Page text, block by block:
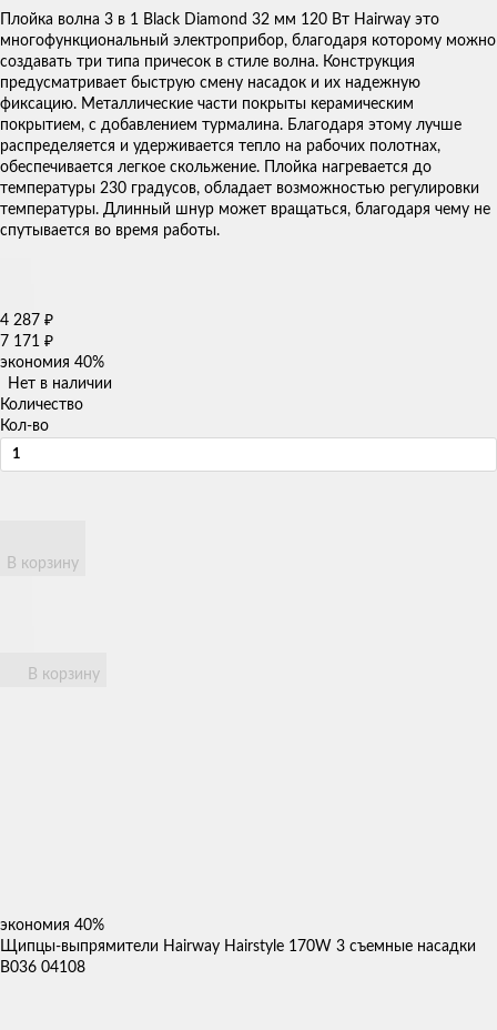
Плойка волна 3 в 1 Black Diamond 32 мм 120 Вт Hairway это
многофункциональный электроприбор, благодаря которому можно
создавать три типа причесок в стиле волна. Конструкция
предусматривает быструю смену насадок и их надежную
фиксацию. Металлические части покрыты керамическим
покрытием, с добавлением турмалина. Благодаря этому лучше
распределяется и удерживается тепло на рабочих полотнах,
обеспечивается легкое скольжение. Плойка нагревается до
температуры 230 градусов, обладает возможностью регулировки
температуры. Длинный шнур может вращаться, благодаря чему не
спутывается во время работы.​
4 287 ₽
7 171 ₽
экономия 40%
Нет в наличии
Количество
Кол-во
В корзину
В корзину
экономия 40%
Щипцы-выпрямители Hairway Hairstyle 170W 3 съемные насадки
B036 04108